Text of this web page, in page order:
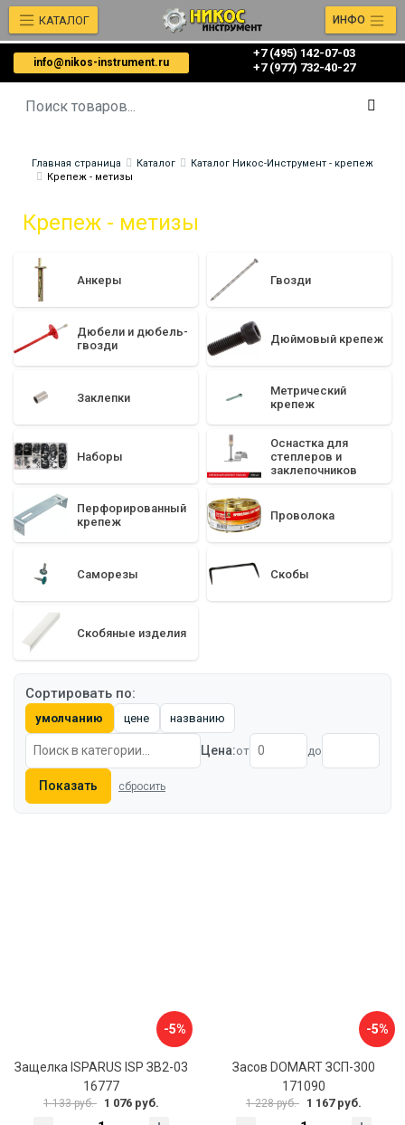
info@nikos-instrument.ru
+7 (495) 142-07-03
‎‎+7 (977) 732-40-27
КАТАЛОГ ИНФО
Главная страница Каталог
Каталог Никос-Инструмент - крепеж
Крепеж - метизы
Крепеж - метизы
Анкеры Гвозди
Дюбели и дюбель-
гвозди
Дюймовый крепеж
Заклепки
Метрический
крепеж
Наборы
Оснастка для
степлеров и
заклепочников
Перфорированный
крепеж
Проволока
Саморезы Скобы
Скобяные изделия
Сортировать по:
умолчанию цене названию
Цена:от до
Показать сбросить
-5%
Защелка ISPARUS ISP ЗВ2-03
16777
1 133 руб. 1 076 руб.
-5%
Засов DOMART ЗСП-300
171090
1 228 руб. 1 167 руб.